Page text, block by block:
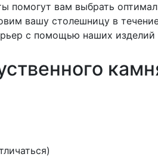
помогут вам выбрать
вашу столешницу в
с помощью наших изделий